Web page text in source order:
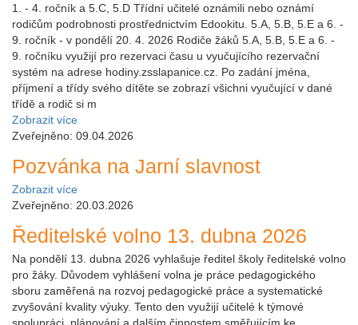
1. - 4. ročník a 5.C, 5.D Třídní učitelé oznámili nebo oznámí
rodičům podrobnosti prostřednictvím Edookitu. 5.A, 5.B, 5.E a 6. -
9. ročník - v pondělí 20. 4. 2026 Rodiče žáků 5.A, 5.B, 5.E a 6. -
9. ročníku využijí pro rezervaci času u vyučujícího rezervační
systém na adrese hodiny.zsslapanice.cz. Po zadání jména,
příjmení a třídy svého dítěte se zobrazí všichni vyučující v dané
třídě a rodič si m
Zobrazit více
Zveřejněno: 09.04.2026
Pozvánka na Jarní slavnost
Zobrazit více
Zveřejněno: 20.03.2026
Ředitelské volno 13. dubna 2026
Na pondělí 13. dubna 2026 vyhlašuje ředitel školy ředitelské volno
pro žáky. Důvodem vyhlášení volna je práce pedagogického
sboru zaměřená na rozvoj pedagogické práce a systematické
zvyšování kvality výuky. Tento den využijí učitelé k týmové